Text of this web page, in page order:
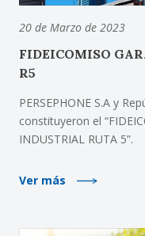
20 de Marzo de 2023
FIDEICOMISO
R5
PERSEPHONE S.A y
constituyeron el
INDUSTRIAL RUTA 5”.
Ver más